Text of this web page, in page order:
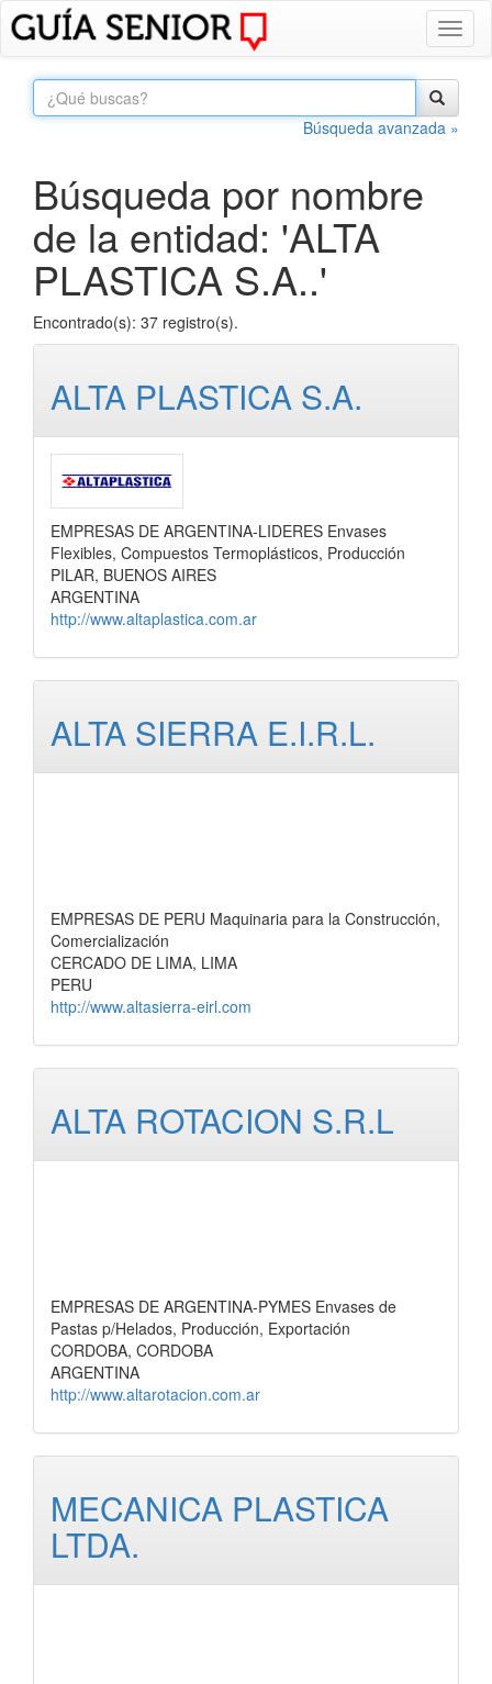
Búsqueda avanzada »
Búsqueda por nombre
de la entidad: 'ALTA
PLASTICA S.A..'
Encontrado(s): 37 registro(s).
ALTA PLASTICA S.A.
EMPRESAS DE ARGENTINA-LIDERES Envases
Flexibles, Compuestos Termoplásticos, Producción
PILAR, BUENOS AIRES
ARGENTINA
http://www.altaplastica.com.ar
ALTA SIERRA E.I.R.L.
EMPRESAS DE PERU Maquinaria para la Construcción,
Comercialización
CERCADO DE LIMA, LIMA
PERU
http://www.altasierra-eirl.com
ALTA ROTACION S.R.L
EMPRESAS DE ARGENTINA-PYMES Envases de
Pastas p/Helados, Producción, Exportación
CORDOBA, CORDOBA
ARGENTINA
http://www.altarotacion.com.ar
MECANICA PLASTICA
LTDA.